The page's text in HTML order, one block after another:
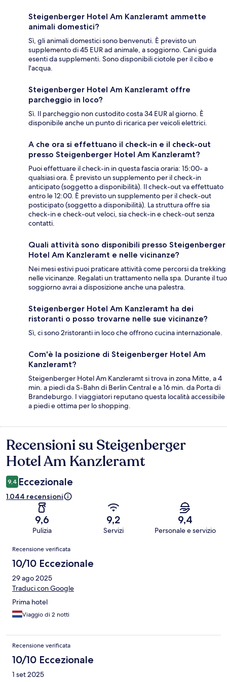
Steigenberger Hotel Am Kanzleramt ammette
animali domestici?
Sì, gli animali domestici sono benvenuti. È previsto un
supplemento di 45 EUR ad animale, a soggiorno. Cani guida
esenti da supplementi. Sono disponibili ciotole per il cibo e
l'acqua.
Steigenberger Hotel Am Kanzleramt offre
parcheggio in loco?
Sì. Il parcheggio non custodito costa 34 EUR al giorno. È
disponibile anche un punto di ricarica per veicoli elettrici.
A che ora si effettuano il check-in e il check-out
presso Steigenberger Hotel Am Kanzleramt?
Puoi effettuare il check-in in questa fascia oraria: 15:00- a
qualsiasi ora. È previsto un supplemento per il check-in
anticipato (soggetto a disponibilità). Il check-out va effettuato
entro le 12:00. È previsto un supplemento per il check-out
posticipato (soggetto a disponibilità). La struttura offre sia
check-in e check-out veloci, sia check-in e check-out senza
contatti.
Quali attività sono disponibili presso Steigenberger
Hotel Am Kanzleramt e nelle vicinanze?
Nei mesi estivi puoi praticare attività come percorsi da trekking
nelle vicinanze. Regalati un trattamento nella spa. Durante il tuo
soggiorno avrai a disposizione anche una palestra.
Steigenberger Hotel Am Kanzleramt ha dei
ristoranti o posso trovarne nelle sue vicinanze?
Sì, ci sono 2ristoranti in loco che offrono cucina internazionale.
Com'è la posizione di Steigenberger Hotel Am
Kanzleramt?
Steigenberger Hotel Am Kanzleramt si trova in zona Mitte, a 4
min. a piedi da S-Bahn di Berlin Central e a 16 min. da Porta di
Brandeburgo. I viaggiatori reputano questa località accessibile
a piedi e ottima per lo shopping.
Recensioni
Recensioni su Steigenberger
Hotel Am Kanzleramt
9,4 Eccezionale
1.044 recensioni
9,6
Pulizia
9,2
Servizi
9,4
Personale e servizio
Recensioni
Recensione verificata
10/10 Eccezionale
29 ago 2025
Traduci con Google
Prima hotel
Viaggio di 2 notti
Recensione verificata
10/10 Eccezionale
1 set 2025